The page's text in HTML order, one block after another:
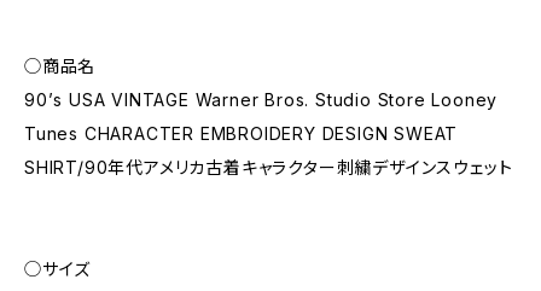
◯商品名
90’s USA VINTAGE Warner Bros. Studio Store Looney
Tunes CHARACTER EMBROIDERY DESIGN SWEAT
SHIRT/90年代アメリカ古着キャラクター刺繍デザインスウェット
◯サイズ